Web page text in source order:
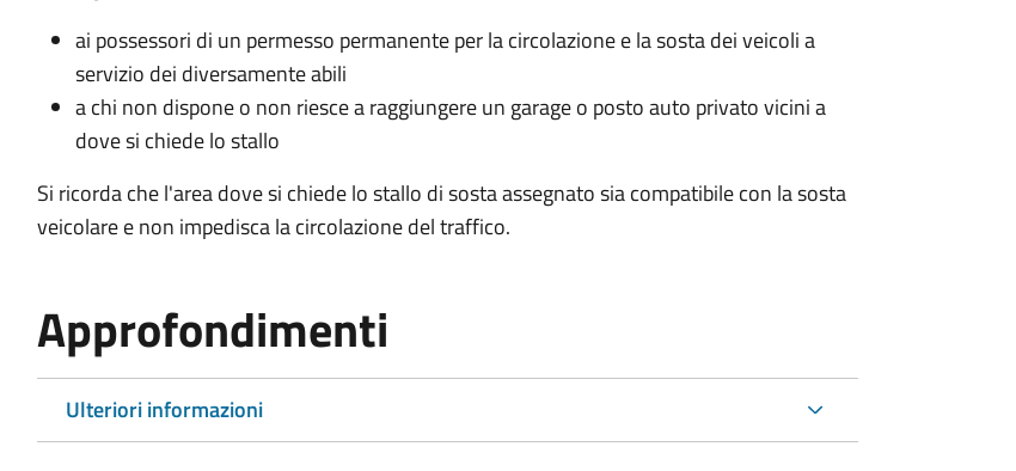
ai possessori di un permesso permanente per la circolazione e la sosta dei veicoli a
servizio dei diversamente abili
a chi non dispone o non riesce a raggiungere un garage o posto auto privato vicini a
dove si chiede lo stallo
Si ricorda che l'area dove si chiede lo stallo di sosta assegnato sia compatibile con la sosta
veicolare e non impedisca la circolazione del traffico.
Approfondimenti
Ulteriori informazioni